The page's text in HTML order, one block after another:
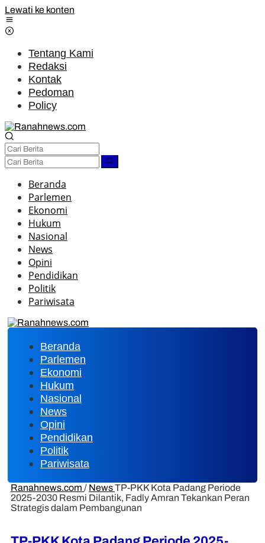
Lewati ke konten
Tentang Kami
Redaksi
Kontak
Pedoman
Policy
Beranda
Parlemen
Ekonomi
Hukum
Nasional
News
Opini
Pendidikan
Politik
Pariwisata
Beranda
Parlemen
Ekonomi
Hukum
Nasional
News
Opini
Pendidikan
Politik
Pariwisata
Ranahnews.com / NewsTP-PKK Kota Padang Periode
2025-2030 Resmi Dilantik, Fadly Amran Tekankan Peran
Strategis dalam Pembangunan